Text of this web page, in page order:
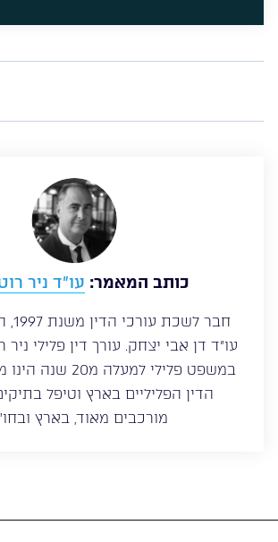
כותב המאמר: עו”ד ניר
חבר
עו”ד דן אבי יצחק. עורך דין פלילי ניר
במשפט פלילי למעלה
הדין הפליליים בארץ וטיפל
מורכבים מאוד, בארץ